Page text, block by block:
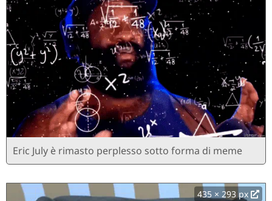
Eric July è rimasto perplesso sotto forma di meme
435 × 293 px